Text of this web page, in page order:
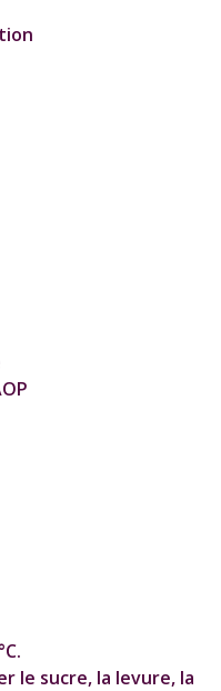
le sucre, la levure, la